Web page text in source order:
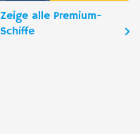
Zeige alle Premium-
Schiffe